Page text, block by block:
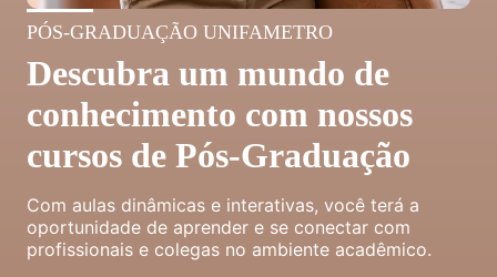
PÓS-GRADUAÇÃO UNIFAMETRO
Descubra um mundo de
conhecimento com nossos
cursos de Pós-Graduação
Com aulas dinâmicas e interativas, você terá a
oportunidade de aprender e se conectar com
profissionais e colegas no ambiente acadêmico.